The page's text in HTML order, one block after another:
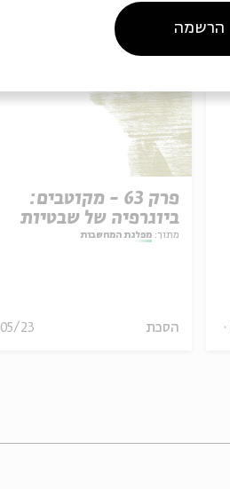
פרק 63 - מקוטבים:
ביוגרפיה של שבטיות
מתוך: מפלגת המחשבות
הסכת 23
הרשמה